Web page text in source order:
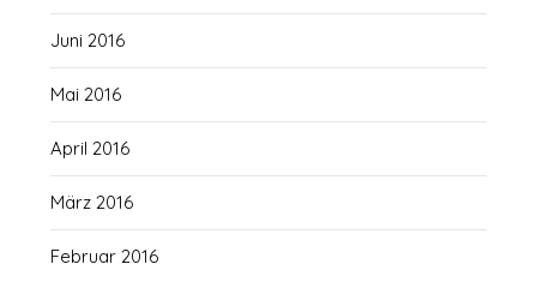
Juni 2016
Mai 2016
April 2016
März 2016
Februar 2016